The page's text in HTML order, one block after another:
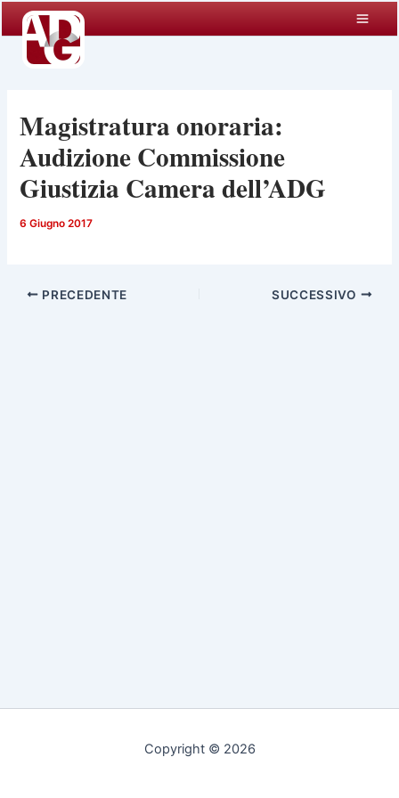
contenuto
Magistratura onoraria:
Audizione Commissione
Giustizia Camera dell’ADG
6 Giugno 2017
PRECEDENTE SUCCESSIVO
Copyright © 2026